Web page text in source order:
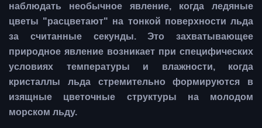
наблюдать необычное явление, когда ледяные
цветы "расцветают" на тонкой поверхности льда
за считанные секунды. Это захватывающее
природное явление возникает при специфических
условиях температуры и влажности, когда
кристаллы льда стремительно формируются в
изящные цветочные структуры на молодом
морском льду.